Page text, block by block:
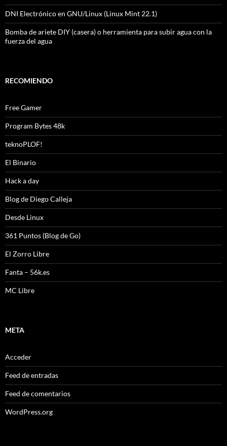
DNI Electrónico en GNU/Linux (Linux Mint 22.1)
Bomba de ariete DIY (casera) o herramienta para subir agua con la
fuerza del agua
RECOMIENDO
Free Gamer
Program Bytes 48k
teknoPLOF!
El Binario
Hack a day
Blog de Diego Calleja
Desde Linux
361 Puntos (Blog de Go)
El Zorro Libre
Fanta – 56k.es
MC Libre
META
Acceder
Feed de entradas
Feed de comentarios
WordPress.org